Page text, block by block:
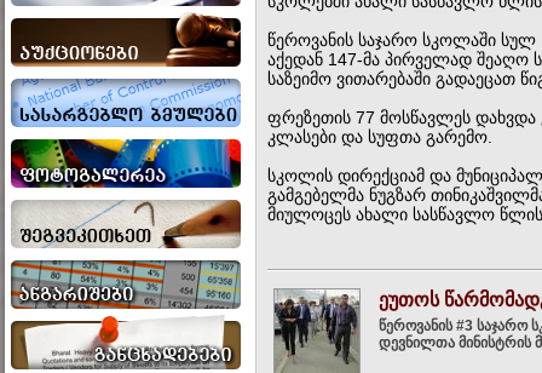
წეროვანის საჯარო სკოლაში სულ
აქედან 147-მა პირველად შეაღო
საზეიმო ვითარებაში გადაეცათ
ფრეზეთის 77 მოსწავლეს
კლასები და სუფთა გარემო.
სკოლის დირექციამ და
გამგებელმა ნუგზარ
მიულოცეს ახალი სასწავლო წლის
ეუთოს
წეროვანის #3 საჯარო
დევნილთა მინისტრის